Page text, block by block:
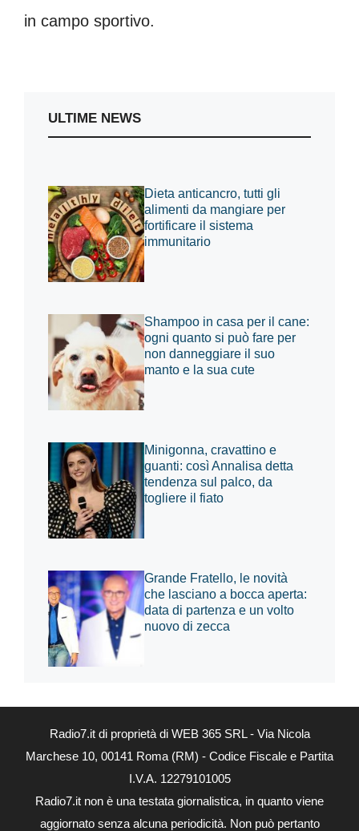
in campo sportivo.
ULTIME NEWS
Dieta anticancro, tutti gli
alimenti da mangiare per
fortificare il sistema
immunitario
Shampoo in casa per il cane:
ogni quanto si può fare per
non danneggiare il suo
manto e la sua cute
Minigonna, cravattino e
guanti: così Annalisa detta
tendenza sul palco, da
togliere il fiato
Grande Fratello, le novità
che lasciano a bocca aperta:
data di partenza e un volto
nuovo di zecca
Radio7.it di proprietà di WEB 365 SRL - Via Nicola
Marchese 10, 00141 Roma (RM) - Codice Fiscale e Partita
I.V.A. 12279101005
Radio7.it non è una testata giornalistica, in quanto viene
aggiornato senza alcuna periodicità. Non può pertanto